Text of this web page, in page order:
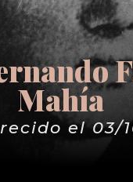
Mahía
el 03/